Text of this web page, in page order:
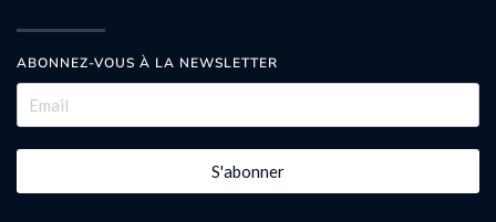
ABONNEZ-VOUS À LA NEWSLETTER
S'abonner